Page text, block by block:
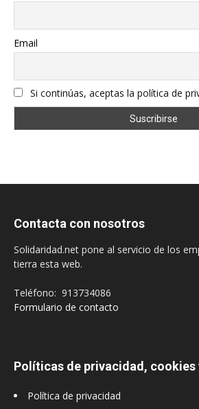
Email
Si continúas, aceptas la política de
Contacta con nosotros
Solidaridad.net pone al servicio de los
tierra esta web.
Teléfono: 913734086
Formulario de contacto
Políticas de privacidad, cookies
Política de privacidad